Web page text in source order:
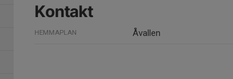
Kontakt
HEMMAPLAN Åvallen